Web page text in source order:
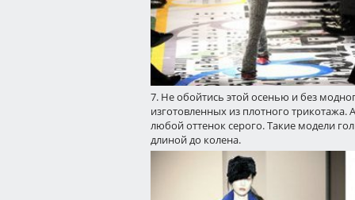
7. Не обойтись этой осенью и без
изготовленных из плотного
любой оттенок серого. Такие модели
длиной до колена.